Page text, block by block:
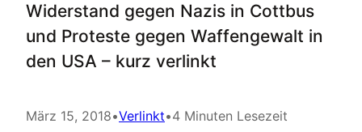
Widerstand gegen Nazis in Cottbus
und Proteste gegen Waffengewalt in
den USA – kurz verlinkt
März 15, 2018•Verlinkt•4 Minuten Lesezeit